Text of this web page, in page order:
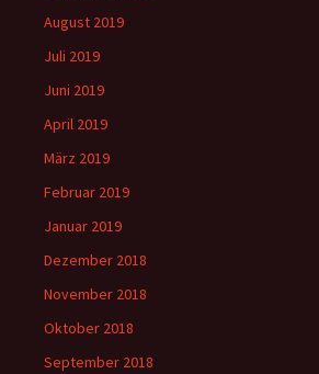
August 2019
Juli 2019
Juni 2019
April 2019
März 2019
Februar 2019
Januar 2019
Dezember 2018
November 2018
Oktober 2018
September 2018